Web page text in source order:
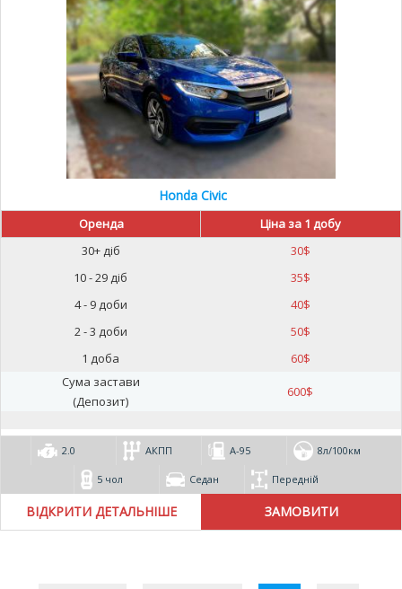
Honda Civic
Оренда
Ціна за 1 добу
30+ діб
30$
10 - 29 діб
35$
4 - 9 доби
40$
2 - 3 доби
50$
1 доба
60$
Сума застави
(Депозит)
600$
2.0 АКПП А-95 8л/100км
5 чол Седан Передній
ВІДКРИТИ ДЕТАЛЬНІШЕ